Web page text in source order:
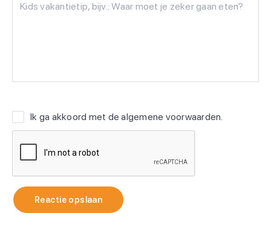
Ik ga akkoord met dealgemene voorwaarden.
Reactie opslaan